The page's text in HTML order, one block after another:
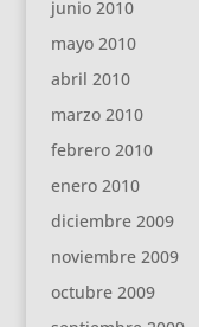
junio 2010
mayo 2010
abril 2010
marzo 2010
febrero 2010
enero 2010
diciembre 2009
noviembre 2009
octubre 2009